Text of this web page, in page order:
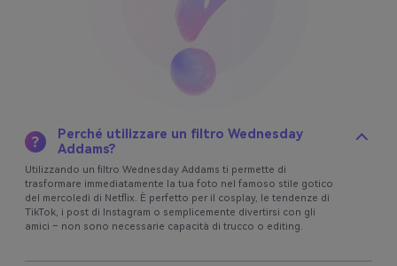
Perché utilizzare un filtro Wednesday
Addams?
Utilizzando un filtro Wednesday Addams ti permette di
trasformare immediatamente la tua foto nel famoso stile gotico
del mercoledì di Netflix. È perfetto per il cosplay, le tendenze di
TikTok, i post di Instagram o semplicemente divertirsi con gli
amici – non sono necessarie capacità di trucco o editing.